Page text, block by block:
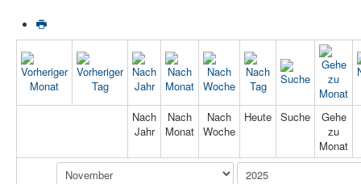
Nach
Jahr
Nach
Monat
Nach
Woche
Heute Suche
Gehe
zu
Monat